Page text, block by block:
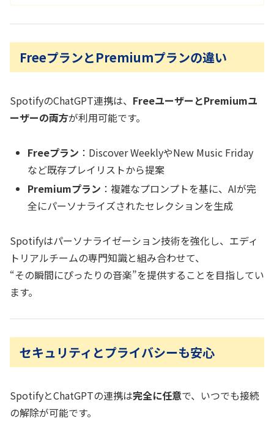
FreeプランとPremiumプランの違い
SpotifyのChatGPT連携は、 FreeユーザーとPremiumユ
ーザーの両方が利用可能です。
Freeプラン ：Discover WeeklyやNew Music Friday
など既存プレイリストから提案
Premiumプラン ：複雑なプロンプトを基に、AIが完
全にパーソナライズされたセレクションを生成
Spotifyはパーソナライゼーション技術を強化し、エディ
トリアルチームの専門知識と組み合わせて、
“その瞬間にぴったりの音楽”を提供することを目指してい
ます。
セキュリティとプライバシーも安心
SpotifyとChatGPTの連携は完全に任意で、いつでも接続
の解除が可能です。